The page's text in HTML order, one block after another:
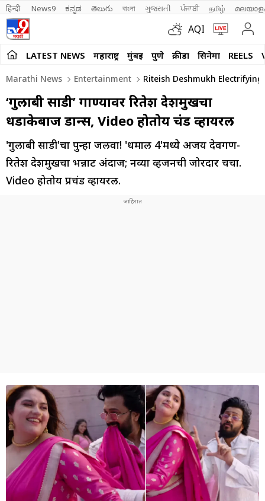
हिन्दी News9 ಕನ್ನಡ తెలుగు বাংলা ગુજરાતી ਪੰਜਾਬੀ தமிழ்
AQI
LATEST NEWS महाराष्ट्र मुंबई पुणे क्रीडा सिनेमा REELS
Marathi News Entertainment Riteish Deshmukh
‘गुलाबी साडी’ गाण्यावर रितेश देशमुखचा
धडाकेबाज डान्स, Video होतोय प्रचंड व्हायरल
'गुलाबी साडी'चा पुन्हा जलवा! 'धमाल 4'मध्ये अजय देवगण-
रितेश देशमुखचा भन्नाट अंदाज; नव्या व्हर्जनची जोरदार चर्चा.
Video होतोय प्रचंड व्हायरल.